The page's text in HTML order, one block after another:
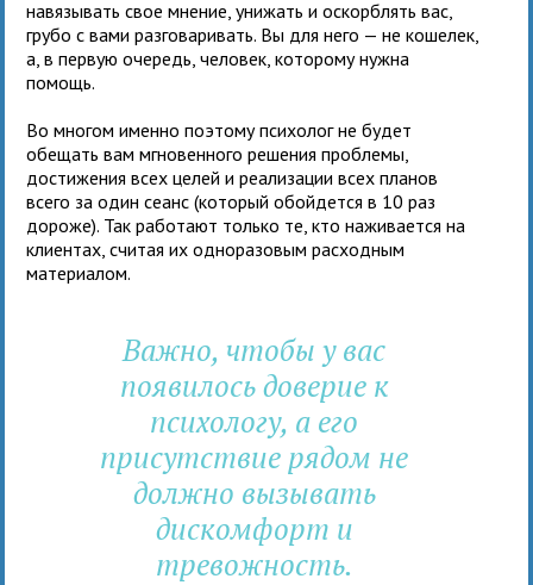
навязывать свое мнение, унижать и оскорблять вас,
грубо с вами разговаривать. Вы для него — не кошелек,
а, в первую очередь, человек, которому нужна
помощь.
Во многом именно поэтому психолог не будет
обещать вам мгновенного решения проблемы,
достижения всех целей и реализации всех планов
всего за один сеанс (который обойдется в 10 раз
дороже). Так работают только те, кто наживается на
клиентах, считая их одноразовым расходным
материалом.
Важно, чтобы у вас
появилось доверие к
психологу, а его
присутствие рядом не
должно вызывать
дискомфорт и
тревожность.